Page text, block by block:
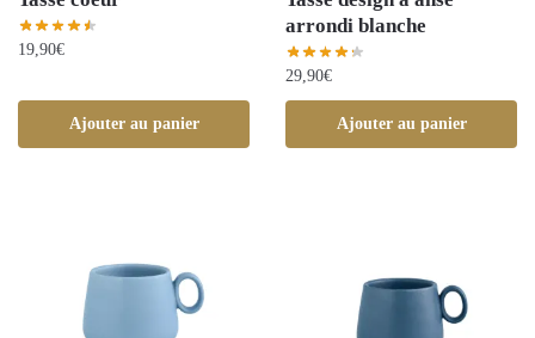
19,90€
Ajouter au panier
arrondi blanche
29,90€
Ajouter au panier